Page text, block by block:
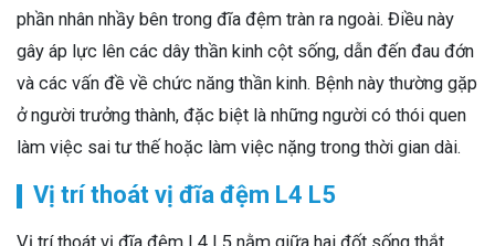
phần nhân nhầy bên trong đĩa đệm tràn ra ngoài. Điều này
gây áp lực lên các dây thần kinh cột sống, dẫn đến đau đớn
và các vấn đề về chức năng thần kinh. Bệnh này thường gặp
ở người trưởng thành, đặc biệt là những người có thói quen
làm việc sai tư thế hoặc làm việc nặng trong thời gian dài.
Vị trí thoát vị đĩa đệm L4 L5